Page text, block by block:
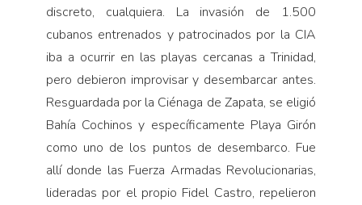
discreto, cualquiera. La invasión de 1.500
cubanos entrenados y patrocinados por la CIA
iba a ocurrir en las playas cercanas a Trinidad,
pero debieron improvisar y desembarcar antes.
Resguardada por la Ciénaga de Zapata, se eligió
Bahía Cochinos y específicamente Playa Girón
como uno de los puntos de desembarco. Fue
allí donde las Fuerza Armadas Revolucionarias,
lideradas por el propio Fidel Castro, repelieron